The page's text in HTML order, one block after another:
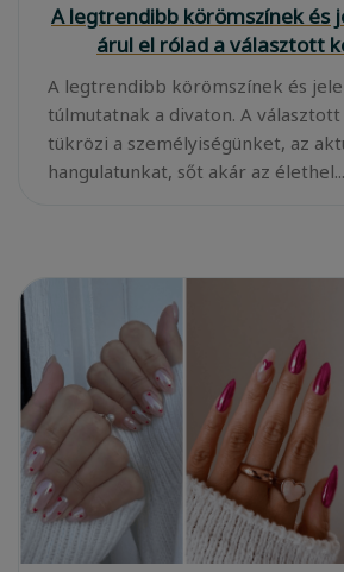
A legtrendibb körömszínek és
árul el rólad a választott
A legtrendibb körömszínek és
túlmutatnak a divaton. A
tükrözi a személyiségünket, az
hangulatunkat, sőt akár az élethel...